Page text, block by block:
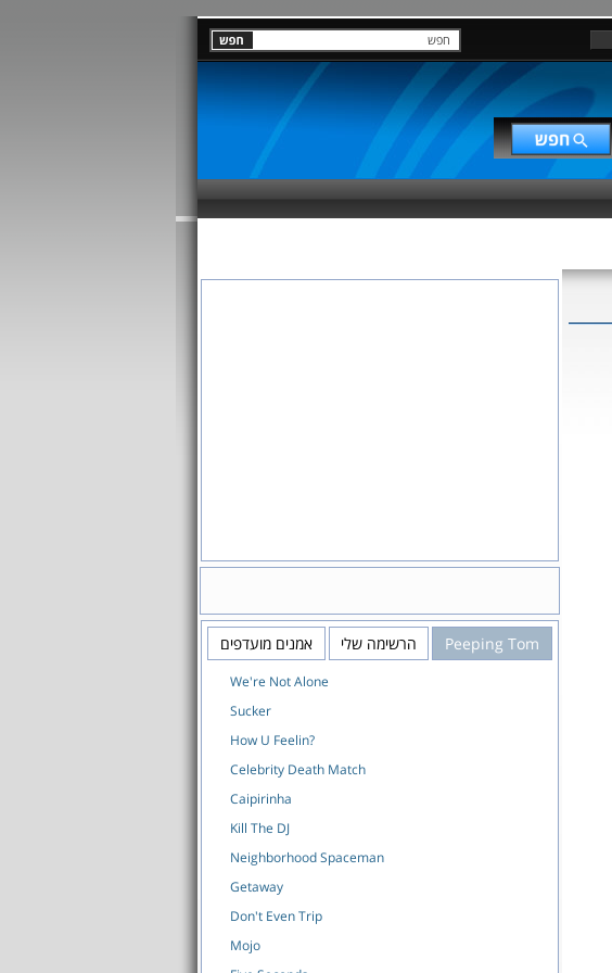
Peeping Tom הרשימה שלי אמנים מועדפים
We're Not Alone
Sucker
How U Feelin?
Celebrity Death Match
Caipirinha
Kill The DJ
Neighborhood Spaceman
Getaway
Don't Even Trip
Mojo